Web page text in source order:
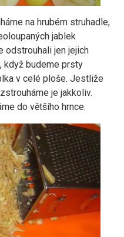
na hrubém struhadle,
jablek
odstrouhali jen jejich
když budeme prsty
v celé ploše. Jestliže
je jakkoliv.
do většího hrnce.